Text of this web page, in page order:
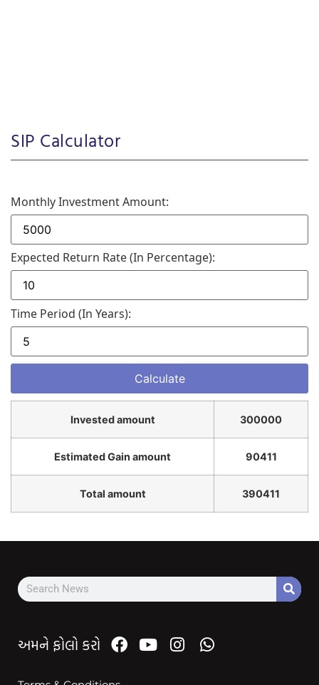
SIP Calculator
Monthly Investment Amount:
Expected Return Rate (in Percentage):
Time Period (in Years):
Invested amount 300000
Estimated Gain amount 90411
Total amount 390411
અમને ફોલો કરો